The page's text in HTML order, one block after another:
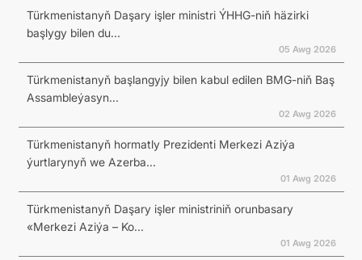
Türkmenistanyň Daşary işler ministri ÝHHG-niň häzirki
başlygy bilen du...
05 Awg 2026
Türkmenistanyň başlangyjy bilen kabul edilen BMG-niň Baş
Assambleýasyn...
02 Awg 2026
Türkmenistanyň hormatly Prezidenti Merkezi Aziýa
ýurtlarynyň we Azerba...
01 Awg 2026
Türkmenistanyň Daşary işler ministriniň orunbasary
«Merkezi Aziýa – Ko...
01 Awg 2026